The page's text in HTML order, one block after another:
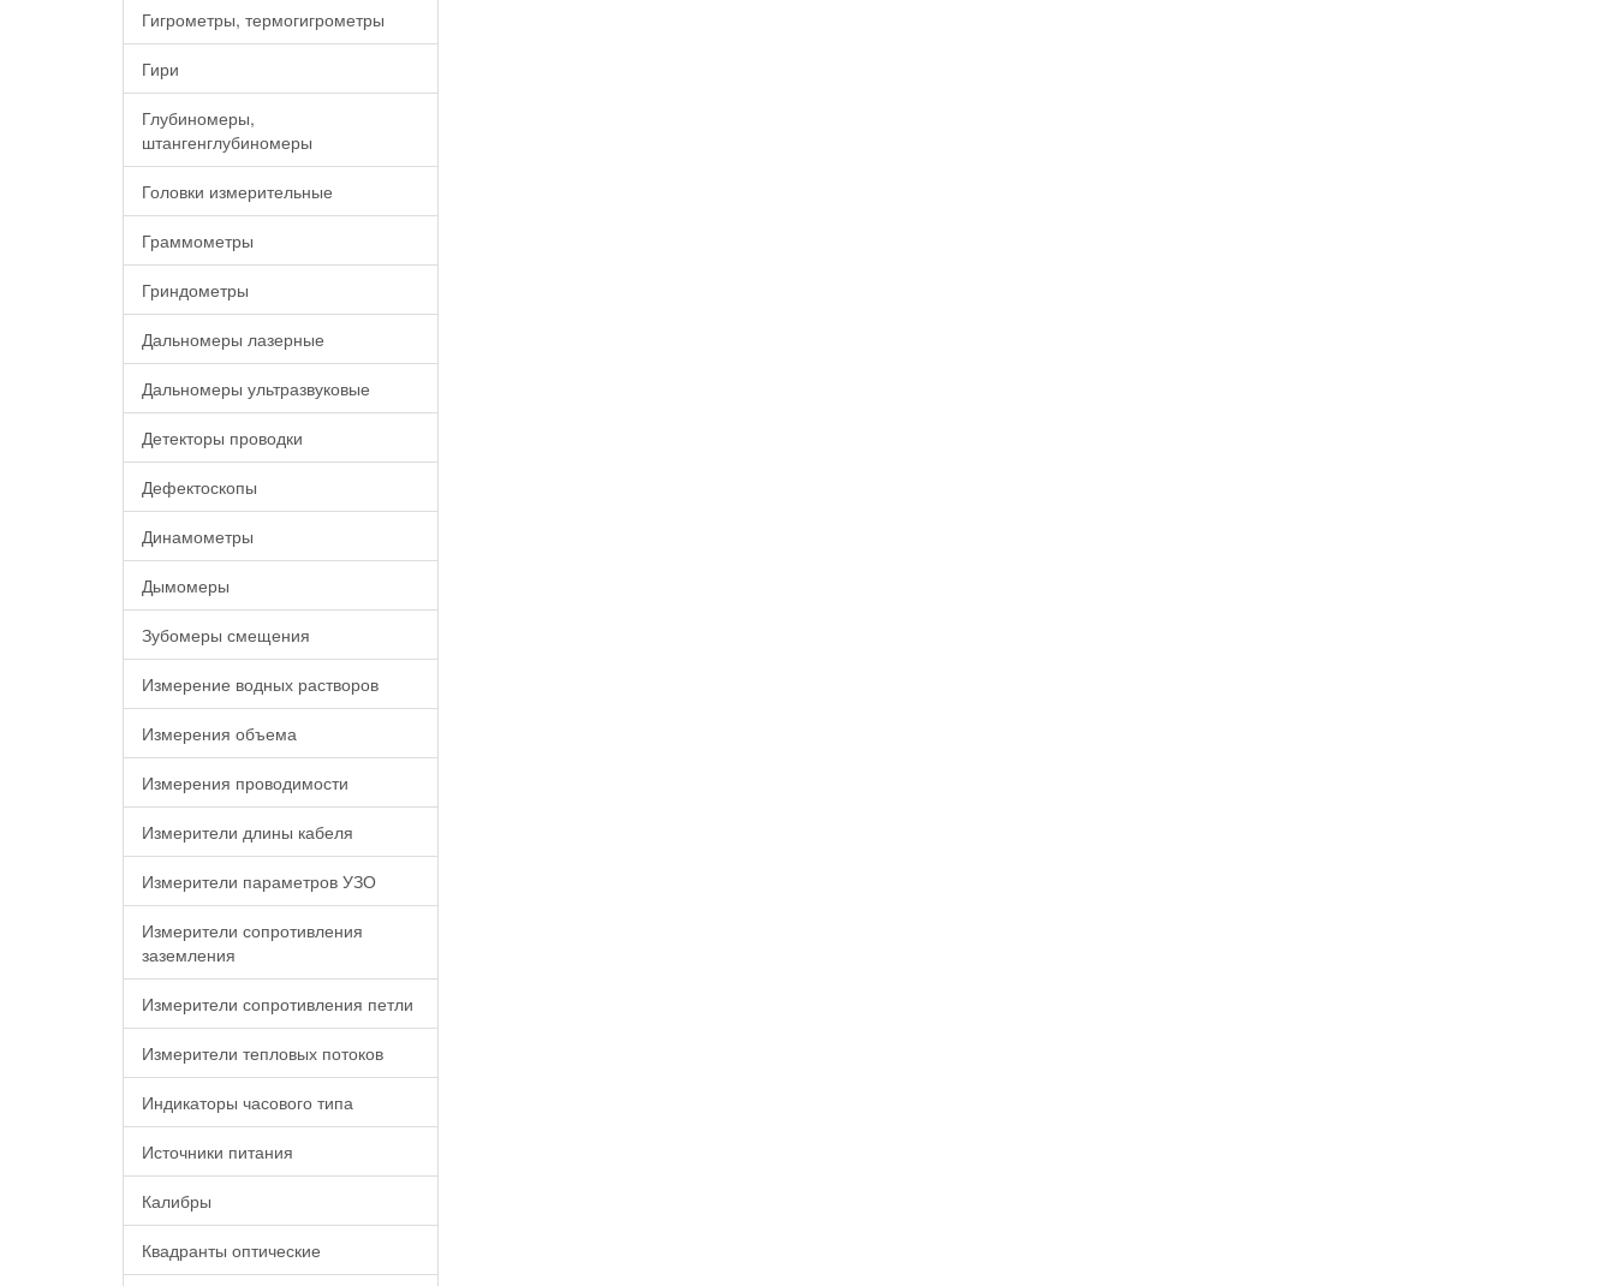
Гигрометры, термогигрометры
Гири
Глубиномеры,
штангенглубиномеры
Головки измерительные
Граммометры
Гриндометры
Дальномеры лазерные
Дальномеры ультразвуковые
Детекторы проводки
Дефектоскопы
Динамометры
Дымомеры
Зубомеры смещения
Измерение водных растворов
Измерения объема
Измерения проводимости
Измерители длины кабеля
Измерители параметров УЗО
Измерители сопротивления
заземления
Измерители сопротивления петли
Измерители тепловых потоков
Индикаторы часового типа
Источники питания
Калибры
Квадранты оптические